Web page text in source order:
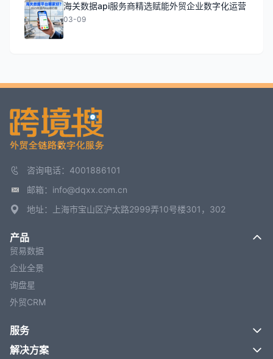
海关数据api服务商精选赋能外贸企业数字化运营
03-09
咨询电话：4001886101
邮箱：info@dqxx.com.cn
地址：上海市宝山区沪太路2999弄10号楼301，302
产品
贸易数据
企业全景
询盘星
外贸CRM
服务
解决方案